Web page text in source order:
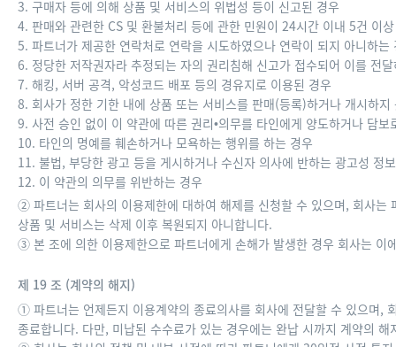
3. 구매자 등에 의해 상품 및 서비스의 위법성 등이 신고된 경우
4. 판매와 관련한 CS 및 환불처리 등에 관한 민원이 24시간 이내 5건 이
5. 파트너가 제공한 연락처로 연락을 시도하였으나 연락이 되지 아니하
6. 정당한 저작권자라 추정되는 자의 권리침해 신고가 접수되어 이를 전
7. 해킹, 서버 공격, 악성코드 배포 등의 경유지로 이용된 경우
8. 회사가 정한 기한 내에 상품 또는 서비스를 판매(등록)하거나 개시하지
9. 사전 승인 없이 이 약관에 따른 권리•의무를 타인에게 양도하거나 담보
10. 타인의 명예를 훼손하거나 모욕하는 행위를 하는 경우
11. 불법, 부당한 광고 등을 게시하거나 수신자 의사에 반하는 광고성 정
12. 이 약관의 의무를 위반하는 경우
② 파트너는 회사의 이용제한에 대하여 해제를 신청할 수 있으며, 회사는
상품 및 서비스는 삭제 이후 복원되지 아니합니다.
③ 본 조에 의한 이용제한으로 파트너에게 손해가 발생한 경우 회사는 이
제 19 조 (계약의 해지)
① 파트너는 언제든지 이용계약의 종료의사를 회사에 전달할 수 있으며,
종료합니다. 다만, 미납된 수수료가 있는 경우에는 완납 시까지 계약의 해